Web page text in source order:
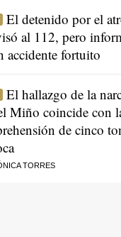
El detenido por el
al 112, pero
accidente fortuito
El hallazgo de la
Miño coincide con
de cinco
TORRES